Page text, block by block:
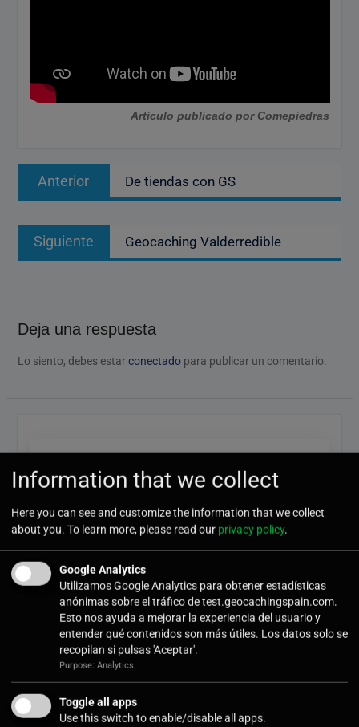
Artículo publicado por Comepiedras
Navegación
Anterior
Entrada
anterior:
De tiendas con GS
Siguiente
siguiente:
Geocaching Valderredible
Deja una respuesta
Lo siento, debes estarconectadopara publicar un comentario.
Registro
Formulario para darse de alta en la página de
Username*
User Email*
Information that we collect
Here you can see and customize the information that we collect
about you. To learn more, please read our privacy policy.
Google Analytics
Utilizamos Google Analytics para obtener estadísticas
anónimas sobre el tráfico de test.geocachingspain.com.
Esto nos ayuda a mejorar la experiencia del usuario y
entender qué contenidos son más útiles. Los datos solo se
recopilan si pulsas 'Aceptar'.
Purpose: Analytics
Toggle all apps
Use this switch to enable/disable all apps.